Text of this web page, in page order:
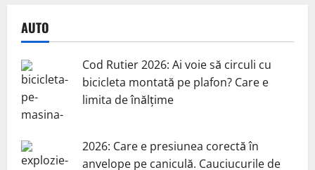
AUTO
Cod Rutier 2026: Ai voie să circuli cu
bicicleta montată pe plafon? Care e
limita de înălțime
2026: Care e presiunea corectă în
anvelope pe caniculă. Cauciucurile de